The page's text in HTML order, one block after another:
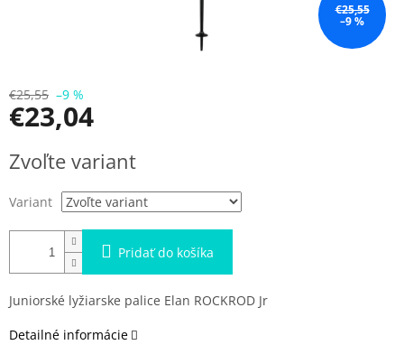
€25,55
–9 %
€25,55 –9 %
€23,04
cena:
Zvoľte variant
Variant
Pridať do košíka
Juniorské lyžiarske palice Elan ROCKROD Jr
Detailné informácie